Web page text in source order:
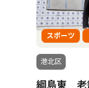
スポーツ
港北区
綱島東 老